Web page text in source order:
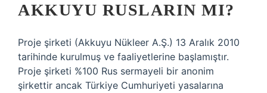
AKKUYU RUSLARIN MI?
Proje şirketi (Akkuyu Nükleer A.Ş.) 13 Aralık 2010
tarihinde kurulmuş ve faaliyetlerine başlamıştır.
Proje şirketi %100 Rus sermayeli bir anonim
şirkettir ancak Türkiye Cumhuriyeti yasalarına